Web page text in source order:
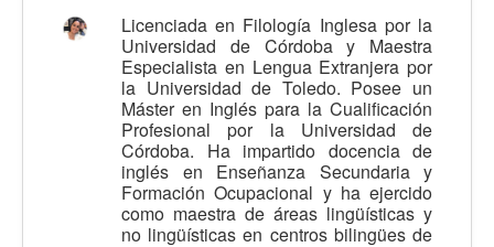
Calidad
Artículos
Recursos
Observatorio EB
Licenciada en Filología Inglesa por la
Universidad de Córdoba y Maestra
Especialista en Lengua Extranjera por
la Universidad de Toledo. Posee un
Máster en Inglés para la Cualificación
Profesional por la Universidad de
Córdoba. Ha impartido docencia de
inglés en Enseñanza Secundaria y
Formación Ocupacional y ha ejercido
como maestra de áreas lingüísticas y
no lingüísticas en centros bilingües de